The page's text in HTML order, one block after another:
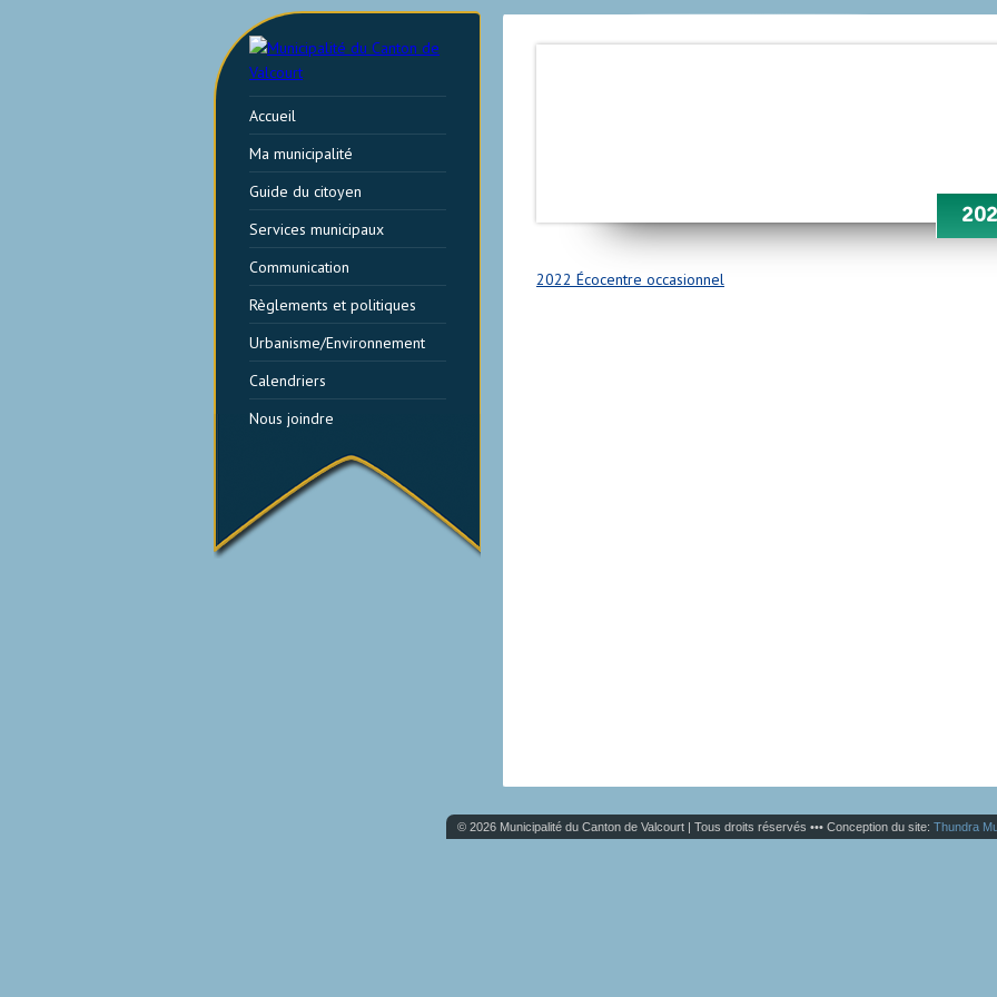
2022 Écocentre occasionnel
Accueil
Ma municipalité
Guide du citoyen
Services municipaux
Communication
Règlements et politiques
Urbanisme/Environnement
Calendriers
Nous joindre
© 2026 Municipalité du Canton de Valcourt | Tous droits réservés ••• Conception du site: Thundra